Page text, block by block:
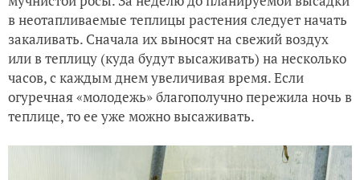
в неотапливаемые теплицы растения следует начать
закаливать. Сначала их выносят на свежий воздух
или в теплицу (куда будут высаживать) на несколько
часов, с каждым днем увеличивая время. Если
огуречная «молодежь» благополучно пережила ночь в
теплице, то ее уже можно высаживать.